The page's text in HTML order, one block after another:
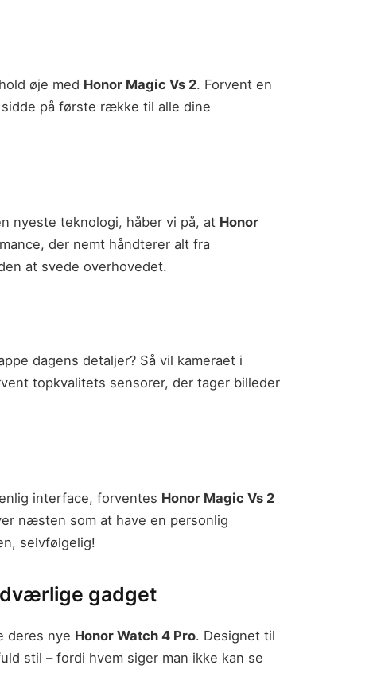
øje med Honor Magic Vs 2. Forvent en
på første række til alle dine
nyeste teknologi, håber vi på, at Honor
der nemt håndterer alt fra
at svede overhovedet.
dagens detaljer? Så vil kameraet i
topkvalitets sensorer, der tager billeder
interface, forventes Honor Magic Vs 2
næsten som at have en personlig
selvfølgelig!
gadget
deres nye Honor Watch 4 Pro. Designet til
stil – fordi hvem siger man ikke kan se